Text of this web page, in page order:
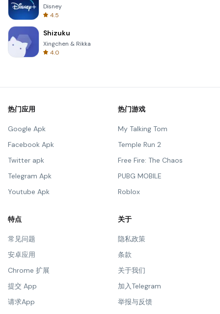
Disney
4.5
Shizuku
Xingchen & Rikka
4.0
热门应用
Google Apk
Facebook Apk
Twitter apk
Telegram Apk
Youtube Apk
热门游戏
My Talking Tom
Temple Run 2
Free Fire: The Chaos
PUBG MOBILE
Roblox
特点
常见问题
安卓应用
Chrome 扩展
提交 App
请求App
关于
隐私政策
条款
关于我们
加入Telegram
举报与反馈